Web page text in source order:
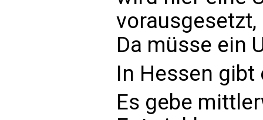
vorausgesetzt,
Da müsse ein
In Hessen
Es gebe